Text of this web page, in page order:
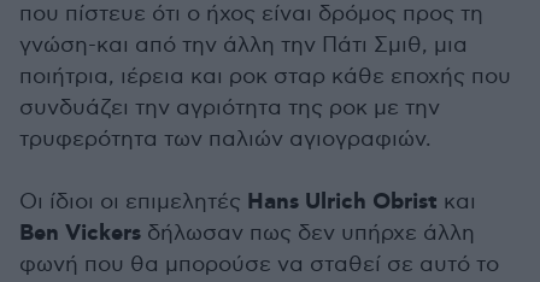
που πίστευε ότι ο ήχος είναι δρόμος προς τη
γνώση-και από την άλλη την Πάτι Σμιθ, μια
ποιήτρια, ιέρεια και ροκ σταρ κάθε εποχής που
συνδυάζει την αγριότητα της ροκ με την
τρυφερότητα των παλιών αγιογραφιών.
Οι ίδιοι οι επιμελητές Hans Ulrich Obrist και
Ben Vickers δήλωσαν πως δεν υπήρχε άλλη
φωνή που θα μπορούσε να σταθεί σε αυτό το